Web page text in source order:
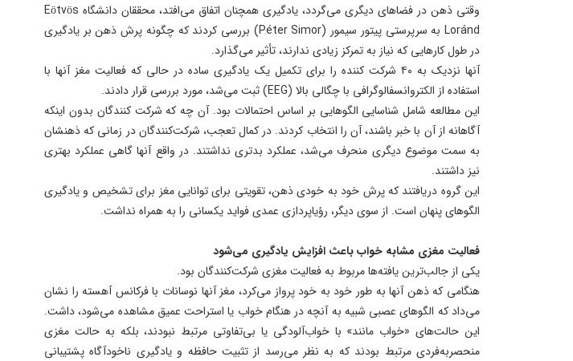
وقتی ذهن در فضاهای دیگری می‌گردد، یادگیری همچنان اتفاق می‌افتد، محققان دانشگاه Eötvös
Loránd به سرپرستی پیتور سیمور (Péter Simor) بررسی کردند که چگونه پرش ذهن بر یادگیری
در طول کارهایی که نیاز به تمرکز زیادی ندارند، تأثیر می‌گذارد.
آنها نزدیک به ۴۰ شرکت کننده را برای تکمیل یک یادگیری ساده در حالی که فعالیت مغز آنها با
استفاده از الکتروانسفالوگرافی با چگالی بالا (EEG) ثبت می‌شد، مورد بررسی قرار دادند.
این مطالعه شامل شناسایی الگوهایی بر اساس احتمالات بود. آن چه که شرکت کنندگان بدون اینکه
آگاهانه از آن با خبر باشند، آن را انتخاب کردند. در کمال تعجب، شرکت‌کنندگان در زمانی که ذهنشان
به سمت موضوع دیگری منحرف می‌شد، عملکرد بدتری نداشتند. در واقع آنها گاهی عملکرد بهتری
نیز داشتند.
این گروه دریافتند که پرش خود به خودی ذهن، تقویتی برای توانایی مغز برای تشخیص و یادگیری
الگوهای پنهان است. از سوی دیگر، رؤیاپردازی عمدی فواید یکسانی را به همراه نداشت.
فعالیت مغزی مشابه خواب باعث افزایش یادگیری می‌شود
یکی از جالب‌ترین یافته‌ها مربوط به فعالیت مغزی شرکت‌کنندگان بود.
هنگامی که ذهن آنها به طور خود به خود پرواز می‌کرد، مغز آنها نوسانات با فرکانس آهسته را نشان
می‌داد که الگوهای عصبی شبیه به آنچه در هنگام خواب یا استراحت عمیق مشاهده می‌شود، داشت.
این حالت‌های «خواب مانند» با خواب‌آلودگی یا بی‌تفاوتی مرتبط نبودند، بلکه به حالت مغزی
منحصربه‌فردی مرتبط بودند که به نظر می‌رسد از تثبیت حافظه و یادگیری ناخودآگاه پشتیبانی